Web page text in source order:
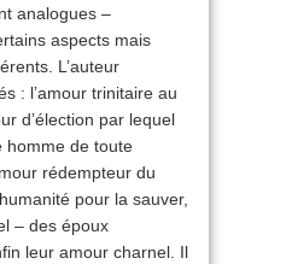
analogues –
aspects mais
L’auteur
: l’amour trinitaire au
d’élection par lequel
homme de toute
rédempteur du
pour la sauver,
– des époux
leur amour charnel. Il